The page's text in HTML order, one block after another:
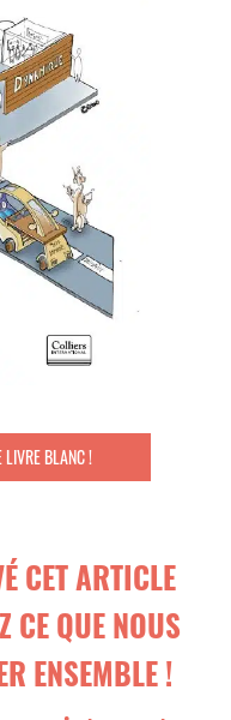
LIVRE BLANC !
CET ARTICLE
QUE NOUS
ENSEMBLE !